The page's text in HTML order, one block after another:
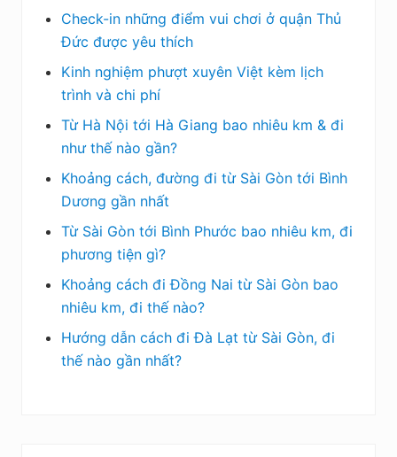
Check-in những điểm vui chơi ở quận Thủ
Đức được yêu thích
Kinh nghiệm phượt xuyên Việt kèm lịch
trình và chi phí
Từ Hà Nội tới Hà Giang bao nhiêu km & đi
như thế nào gần?
Khoảng cách, đường đi từ Sài Gòn tới Bình
Dương gần nhất
Từ Sài Gòn tới Bình Phước bao nhiêu km, đi
phương tiện gì?
Khoảng cách đi Đồng Nai từ Sài Gòn bao
nhiêu km, đi thế nào?
Hướng dẫn cách đi Đà Lạt từ Sài Gòn, đi
thế nào gần nhất?